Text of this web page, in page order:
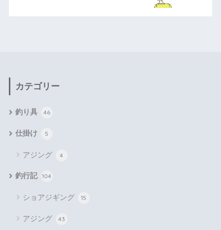
カテゴリー
釣り具 46
仕掛け 5
アジング 4
釣行記 104
ショアジギング 15
アジング 43